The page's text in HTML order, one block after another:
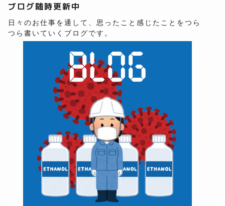
ブログ随時更新中
日々のお仕事を通して、思ったこと感じたことをつら
つら書いていくブログです。